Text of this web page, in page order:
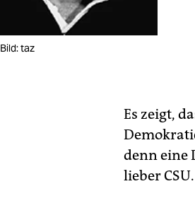
Bild: taz
Es zeigt,
denn eine
lieber CSU.